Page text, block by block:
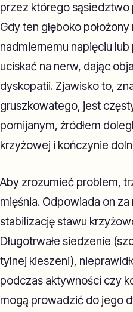
przez którego
Gdy ten głęboko
nadmiernemu napięciu
uciskać na nerw, dając
dyskopatii. Zjawisko to,
gruszkowatego, jest
pomijanym, źródłem
krzyżowej i kończynie
Aby zrozumieć problem,
mięśnia. Odpowiada on
stabilizację stawu
Długotrwałe siedzenie
tylnej kieszeni),
podczas aktywności czy
mogą prowadzić do jego